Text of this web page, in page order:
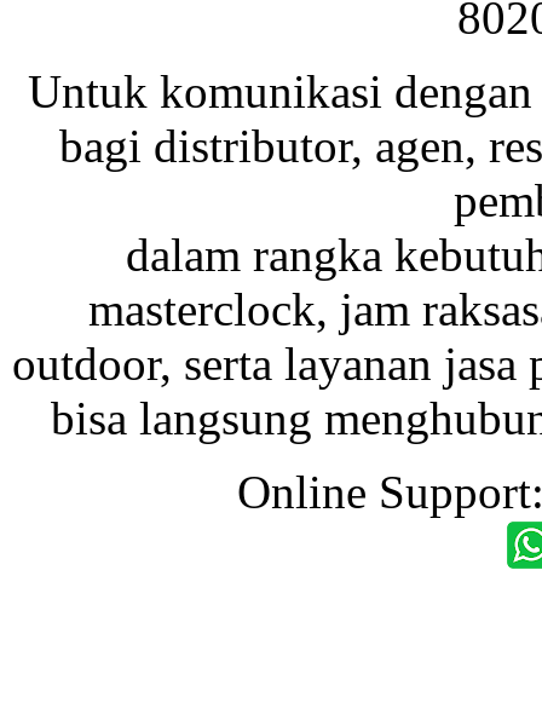
Untuk komunikasi dengan
bagi distributor, agen,
dalam rangka
masterclock, jam
outdoor, serta layanan
bisa langsung
Online